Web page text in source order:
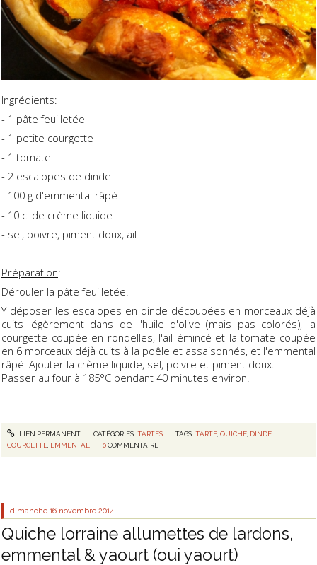
Ingrédients:
- 1 pâte feuilletée
- 1 petite courgette
- 1 tomate
- 2 escalopes de dinde
- 100 g d'emmental râpé
- 10 cl de crème liquide
- sel, poivre, piment doux, ail
Préparation:
Dérouler la pâte feuilletée.
Y déposer les escalopes en dinde découpées en morceaux déjà
cuits légèrement dans de l'huile d'olive (mais pas colorés), la
courgette coupée en rondelles, l'ail émincé et la tomate coupée
en 6 morceaux déjà cuits à la poêle et assaisonnés, et l'emmental
râpé. Ajouter la crème liquide, sel, poivre et piment doux.
Passer au four à 185°C pendant 40 minutes environ.
LIEN PERMANENT CATÉGORIES :TARTES TAGS :TARTE ,QUICHE DINDE
COURGETTE EMMENTAL 0 COMMENTAIRE
dimanche 16 novembre 2014
Quiche lorraine allumettes de lardons,
emmental & yaourt (oui yaourt)